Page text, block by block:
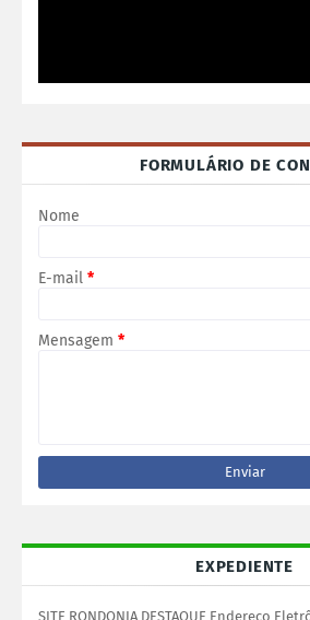
FORMULÁRIO DE
Nome
E-mail *
Mensagem *
EXPEDIENTE
SITE RONDONIA DESTAQUE Endereço